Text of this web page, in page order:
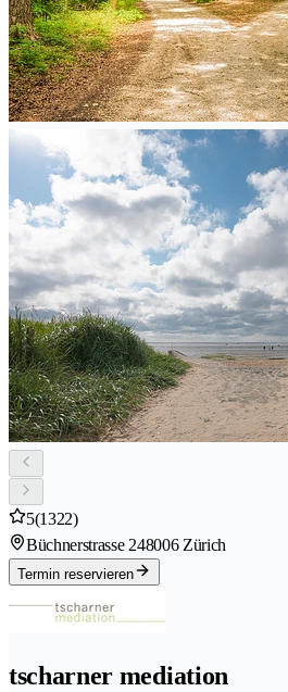
5(1322)
Büchnerstrasse 248006 Zürich
Termin reservieren
tscharner mediation